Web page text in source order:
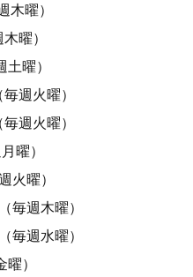
曜）
曜）
曜）
週火曜）
週火曜）
曜）
火曜）
毎週木曜）
毎週水曜）
）